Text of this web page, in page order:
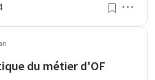
du métier d'OF